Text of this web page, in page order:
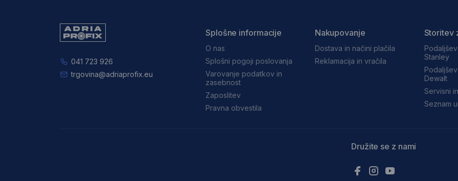
041 723 926
trgovina@adriaprofix.eu
Splošne informacije
O nas
Splošni pogoji poslovanja
Varovanje podatkov in
zasebnost
Zaposlitev
Pravna obvestila
Nakupovanje
Dostava in načini plačila
Reklamacija in vračila
Storitev
Stanley
Dewalt
Servisni
Seznam
Družite se z nami